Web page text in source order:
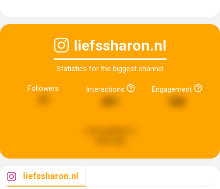
liefssharon.nl
Statistics for the biggest channel
Followers Interactions Engagement
326
liefssharon.nl